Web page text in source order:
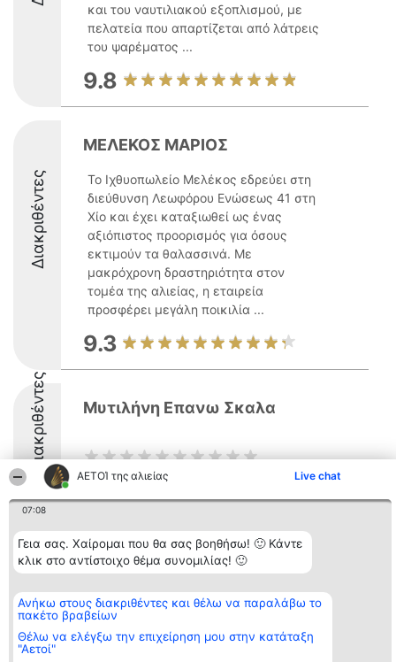
ΑΕΤΟΊ της αλιείας Live chat
07:08
Γεια σας. Χαίρομαι που θα σας βοηθήσω! 🙂 Κάντε
κλικ στο αντίστοιχο θέμα συνομιλίας! 🙂
Ανήκω στους διακριθέντες και θέλω να παραλάβω το
πακέτο βραβείων
Θέλω να ελέγξω την επιχείρηση μου στην κατάταξη
"Αετοί"
και του ναυτιλιακού εξοπλισμού, με
πελατεία που απαρτίζεται από λάτρεις
του ψαρέματος ...
9.8
Διακριθέντες
ΜΕΛΕΚΟΣ ΜΑΡΙΟΣ
Το Ιχθυοπωλείο Μελέκος εδρεύει στη
διεύθυνση Λεωφόρου Ενώσεως 41 στη
Χίο και έχει καταξιωθεί ως ένας
αξιόπιστος προορισμός για όσους
εκτιμούν τα θαλασσινά. Με
μακρόχρονη δραστηριότητα στον
τομέα της αλιείας, η εταιρεία
προσφέρει μεγάλη ποικιλία ...
9.3
Διακριθέντες Μυτιλήνη Επανω Σκαλα
Διοργανωτής της
κατάταξης
BEAUTIFUL COMPANY
ΤΗΛ. ΕΠΙΚΟΙΝΩΝΙΑΣ:
2104128019
email:
aetoi@beautifulcompany.co
Κατάταξη
Διακριθέντες
Λίστα όλων
διακριθέντων
Μεθοδολογία
προϋποθέσεις
Επικοινωνία